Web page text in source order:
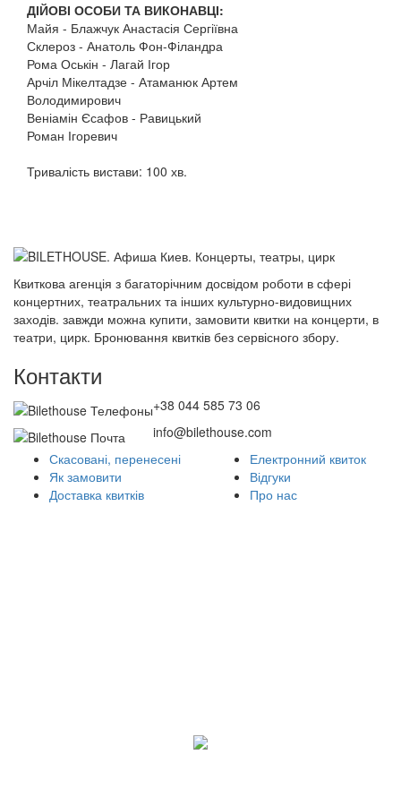
ДІЙОВІ ОСОБИ ТА ВИКОНАВЦІ:
Майя - Блажчук Анастасія Сергіївна
Склероз - Анатоль Фон-Філандра
Рома Оськін - Лагай Ігор
Арчіл Мікелтадзе - Атаманюк Артем
Володимирович
Веніамін Єсафов - Равицький
Роман Ігоревич
Тривалість вистави: 100 хв.
Квиткова агенція з багаторічним досвідом роботи в сфері
концертних, театральних та інших культурно-видовищних
заходів. завжди можна купити, замовити квитки на концерти, в
театри, цирк. Бронювання квитків без сервісного збору.
Контакти
+38 044 585 73 06
info@bilethouse.com
Скасовані, перенесені
Як замовити
Доставка квитків
Електронний квиток
Відгуки
Про нас